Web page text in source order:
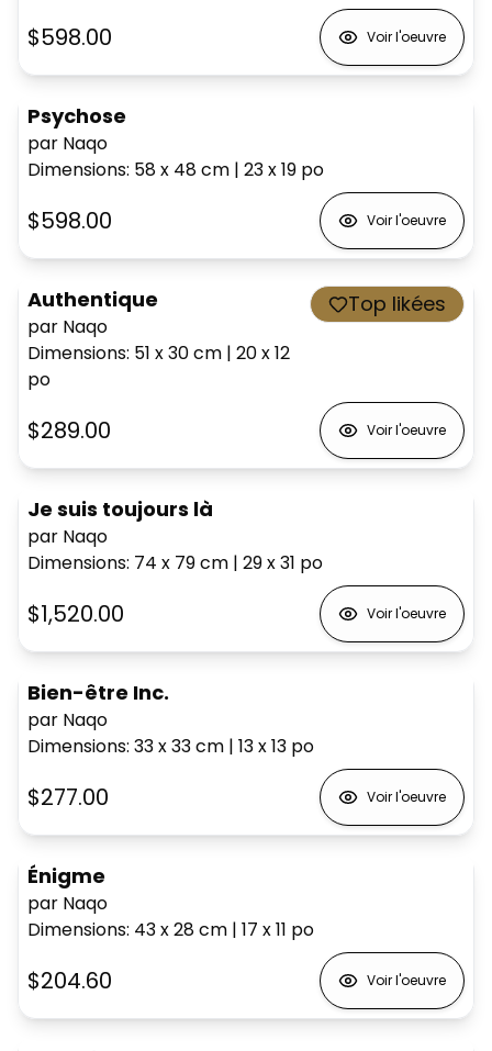
$598.00 Voir l'oeuvre
Psychose
par Naqo
Dimensions: 58 x 48cm | 23 x 19 po
$598.00 Voir l'oeuvre
Authentique
par Naqo
Dimensions: 51 x 30cm | 20 x 12
po
Top likées
$289.00 Voir l'oeuvre
Je suis toujours là
par Naqo
Dimensions: 74 x 79cm | 29 x 31 po
$1,520.00 Voir l'oeuvre
Bien-être Inc.
par Naqo
Dimensions: 33 x 33cm | 13 x 13 po
$277.00 Voir l'oeuvre
Énigme
par Naqo
Dimensions: 43 x 28cm | 17 x 11 po
$204.60 Voir l'oeuvre